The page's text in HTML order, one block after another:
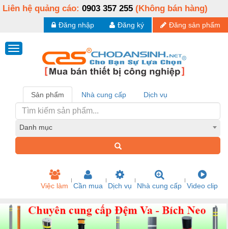
Liên hệ quảng cáo: 0903 357 255 (Không bán hàng)
Đăng sản phẩm
Đăng ký
Đăng nhập
Sản phẩm Nhà cung cấp Dịch vụ
Danh mục
Việc làm Cần mua Dịch vụ Nhà cung cấp Video clip